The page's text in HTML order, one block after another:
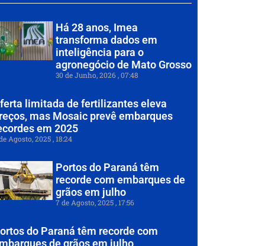
Há 28 anos, Imea
transforma dados em
inteligência para o
agronegócio de Mato Grosso
30 de Junho, 2026 07:48
limitada de fertilizantes eleva
mas Mosaic prevê embarques
em 2025
Agosto, 2025 18:24
Portos do Paraná têm
recorde com embarques de
grãos em julho
7 de Agosto, 2025 17:56
do Paraná têm recorde com
de grãos em julho